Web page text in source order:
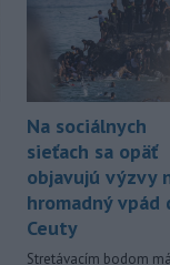
Na sociálnych
sieťach sa opäť
objavujú výzvy
hromadný vpád
Ceuty
Stretávacím bodom